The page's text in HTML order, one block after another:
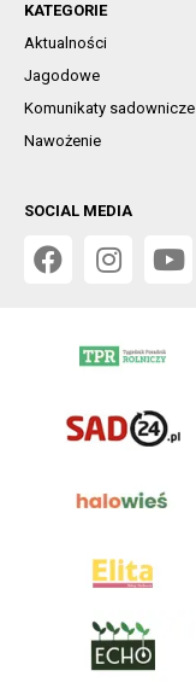
KATEGORIE
Aktualności
Jagodowe
Komunikaty sadownicze
Nawożenie
SOCIAL MEDIA